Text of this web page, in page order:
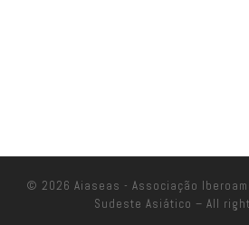
© 2026 Aiaseas - Associação
Sudeste Asiático – All